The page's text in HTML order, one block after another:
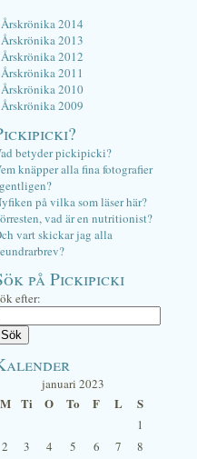
Årskrönika 2014
Årskrönika 2013
Årskrönika 2012
Årskrönika 2011
Årskrönika 2010
Årskrönika 2009
betyder pickipicki?
knäpper alla fina fotografier
på vilka som läser här?
vad är en nutritionist?
vart skickar jag alla
på Pickipicki
efter:
januari 2023
M Ti O To F L S
1
2
3 4 5 6 7
8